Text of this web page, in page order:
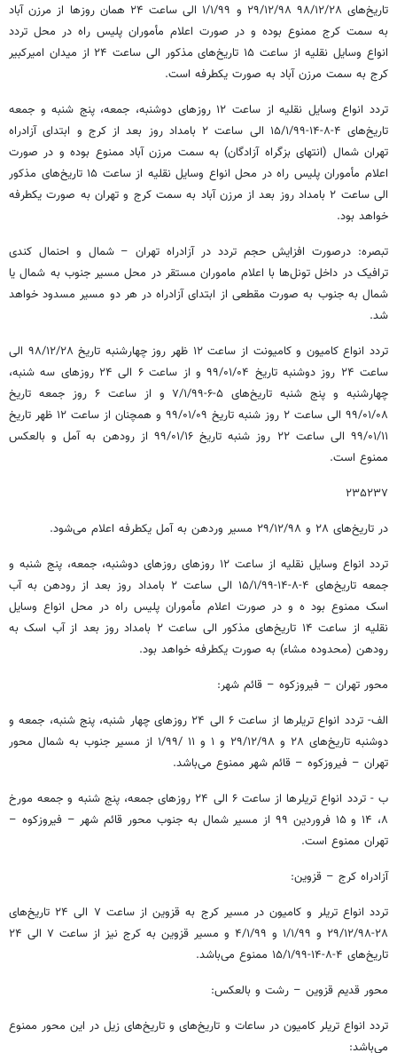
تاریخ‌های ۲۸/‏۱۲/‏۹۸‬ ۲۹/۱۲/۹۸ و ۱/۱/۹۹ الی ساعت ۲۴ همان روزها از مرزن آباد
به سمت کرج ممنوع بوده و در صورت اعلام مأموران پلیس راه در محل تردد
انواع وسایل نقلیه از ساعت ۱۵ تاریخ‌های مذکور الی ساعت ۲۴ از میدان امیرکبیر
کرج به سمت مرزن آباد به صورت یکطرفه است.
تردد انواع وسایل نقلیه از ساعت ۱۲ روزهای دوشنبه، جمعه، پنج شنبه و جمعه
تاریخ‌های ۴-۸-۱۴-۱۵/۱/۹۹ الی ساعت ۲ بامداد روز بعد از کرج و ابتدای آزادراه
تهران شمال (انتهای بزگراه آزادگان) به سمت مرزن آباد ممنوع بوده و در صورت
اعلام مأموران پلیس راه در محل انواع وسایل نقلیه از ساعت ۱۵ تاریخ‌های مذکور
الی ساعت ۲ بامداد روز بعد از مرزن آباد به سمت کرج و تهران به صورت یکطرفه
خواهد بود.
تبصره: درصورت افزایش حجم تردد در آزادراه تهران – شمال و احنمال کندی
ترافیک در داخل تونل‌ها با اعلام ماموران مستقر در محل مسیر جنوب به شمال یا
شمال به جنوب به صورت مقطعی از ابتدای آزادراه در هر دو مسیر مسدود خواهد
شد.
تردد انواع کامیون و کامیونت از ساعت ۱۲ ظهر روز چهارشنبه تاریخ ۲۸/‏۱۲/‏۹۸‬ الی
ساعت ۲۴ روز دوشنبه تاریخ ۰۴/‏۰۱/‏۹۹‬ و از ساعت ۶ الی ۲۴ روزهای سه شنبه،
چهارشنبه و پنج شنبه تاریخ‌های ۵-۶-۷/۱/۹۹ و از ساعت ۶ روز جمعه تاریخ
۰۸/‏۰۱/‏۹۹‬ الی ساعت ۲ روز شنبه تاریخ ۰۹/‏۰۱/‏۹۹‬ و همچنان از ساعت ۱۲ ظهر تاریخ
۱۱/‏۰۱/‏۹۹‬ الی ساعت ۲۲ روز شنبه تاریخ ۱۶/‏۰۱/‏۹۹‬ از رودهن به آمل و بالعکس
ممنوع است.
۲۳۵۲۳۷
در تاریخ‌های ۲۸ و ۲۹/۱۲/۹۸ مسیر وردهن به آمل یکطرفه اعلام می‌شود.
تردد انواع وسایل نقلیه از ساعت ۱۲ روزهای روزهای دوشنبه، جمعه، پنج شنبه و
جمعه تاریخ‌های ۴-۸-۱۴-۱۵/۱/۹۹ الی ساعت ۲ بامداد روز بعد از رودهن به آب
اسک ممنوع بود ه و در صورت اعلام مأموران پلیس راه در محل انواع وسایل
نقلیه از ساعت ۱۴ تاریخ‌های مذکور الی ساعت ۲ بامداد روز بعد از آب اسک به
رودهن (محدوده مشاء) به صورت یکطرفه خواهد بود.
محور تهران – فیروزکوه – قائم شهر:
الف- تردد انواع تریلرها از ساعت ۶ الی ۲۴ روزهای چهار شنبه، پنج شنبه، جمعه و
دوشنبه تاریخ‌های ۲۸ و ۲۹/۱۲/۹۸ و ۱ و ۱۱ /۱/۹۹ از مسیر جنوب به شمال محور
تهران – فیروزکوه – قائم شهر ممنوع می‌باشد.
ب - تردد انواع تریلرها از ساعت ۶ الی ۲۴ روزهای جمعه، پنج شنبه و جمعه مورخ
۸، ۱۴ و ۱۵ فروردین ۹۹ از مسیر شمال به جنوب محور قائم شهر – فیروزکوه –
تهران ممنوع است.
آزادراه کرج – قزوین:
تردد انواع تریلر و کامیون در مسیر کرج به قزوین از ساعت ۷ الی ۲۴ تاریخ‌های
۲۸-۲۹/۱۲/۹۸ و ۱/۱/۹۹ و ۴/۱/۹۹ و مسیر قزوین به کرج نیز از ساعت ۷ الی ۲۴
تاریخ‌های ۴-۸-۱۴-۱۵/۱/۹۹ ممنوع می‌باشد.
محور قدیم قزوین – رشت و بالعکس:
تردد انواع تریلر کامیون در ساعات و تاریخ‌های و تاریخ‌های زیل در این محور ممنوع
می‌باشد: